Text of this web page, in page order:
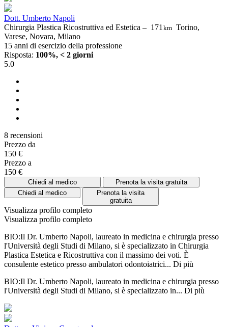
Dott. Umberto Napoli
Chirurgia Plastica Ricostruttiva ed Estetica – 171km Torino,
Varese, Novara, Milano
15 anni di esercizio della professione
Risposta: 100%, < 2 giorni
5.0
8 recensioni
Prezzo da
150 €
Prezzo a
150 €
Chiedi al medico
Prenota la visita gratuita
Chiedi al medico
Prenota la visita
gratuita
Visualizza profilo completo
Visualizza profilo completo
BIO:Il Dr. Umberto Napoli, laureato in medicina e chirurgia presso
l'Università degli Studi di Milano, si è specializzato in Chirurgia
Plastica Estetica e Ricostruttiva con il massimo dei voti. È
consulente estetico presso ambulatori odontoiatrici... Di più
BIO:Il Dr. Umberto Napoli, laureato in medicina e chirurgia presso
l'Università degli Studi di Milano, si è specializzato in... Di più